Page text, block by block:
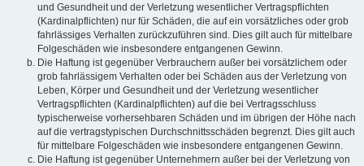
und Gesundheit und der Verletzung wesentlicher Vertragspflichten
(Kardinalpflichten) nur für Schäden, die auf ein vorsätzliches oder grob
fahrlässiges Verhalten zurückzuführen sind. Dies gilt auch für mittelbare
Folgeschäden wie insbesondere entgangenen Gewinn.
Die Haftung ist gegenüber Verbrauchern außer bei vorsätzlichem oder
grob fahrlässigem Verhalten oder bei Schäden aus der Verletzung von
Leben, Körper und Gesundheit und der Verletzung wesentlicher
Vertragspflichten (Kardinalpflichten) auf die bei Vertragsschluss
typischerweise vorhersehbaren Schäden und im übrigen der Höhe nach
auf die vertragstypischen Durchschnittsschäden begrenzt. Dies gilt auch
für mittelbare Folgeschäden wie insbesondere entgangenen Gewinn.
Die Haftung ist gegenüber Unternehmern außer bei der Verletzung von